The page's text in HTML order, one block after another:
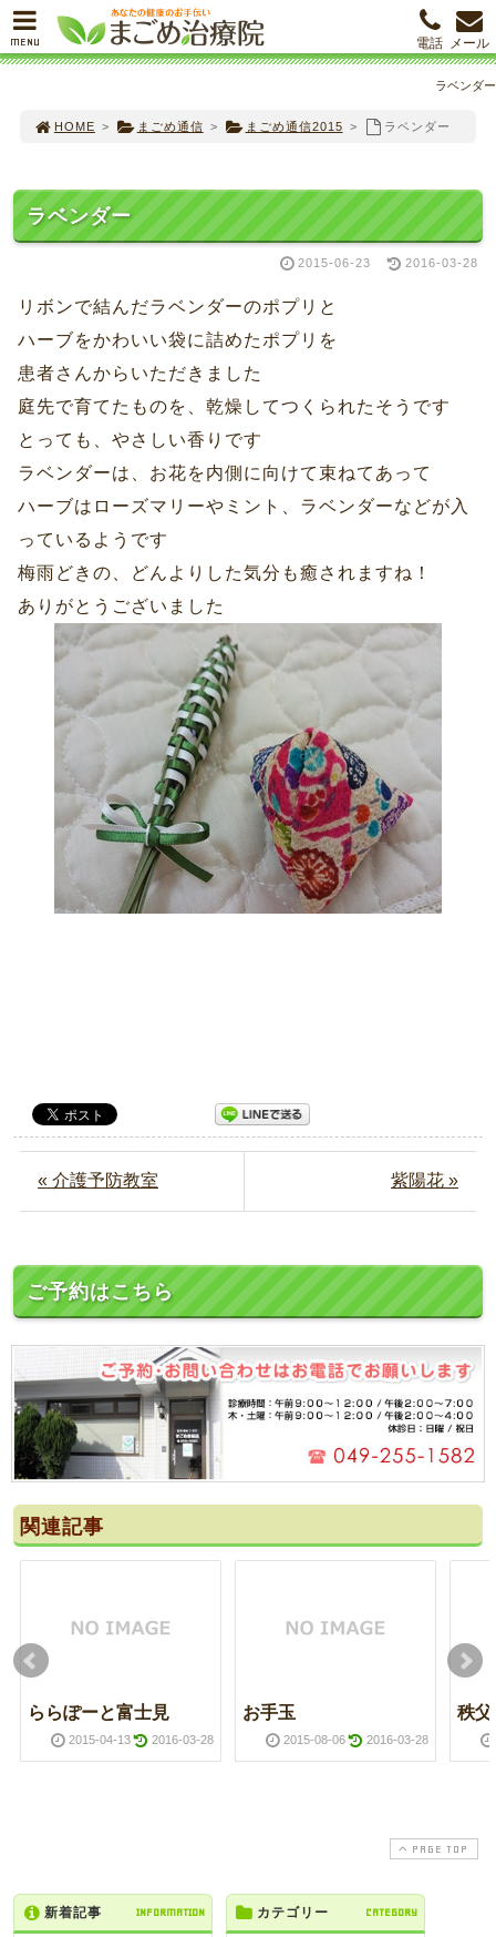
ラベンダー
HOME > まごめ通信 > まごめ通信2015 > ラベンダー
ラベンダー
2015-06-23 2016-03-28
リボンで結んだラベンダーのポプリと
ハーブをかわいい袋に詰めたポプリを
患者さんからいただきました
庭先で育てたものを、乾燥してつくられたそうです
とっても、やさしい香りです
ラベンダーは、お花を内側に向けて束ねてあって
ハーブはローズマリーやミント、ラベンダーなどが入
っているようです
梅雨どきの、どんよりした気分も癒されますね！
ありがとうございました
« 介護予防教室 紫陽花 »
ご予約はこちら
関連記事
ららぽーと富士見
2015-04-13 2016-03-28
お手玉
2015-08-06 2016-03-28
秩
PAGE TOP
新着記事 INFORMATION カテゴリー CATEGORY
MENU メール
電話